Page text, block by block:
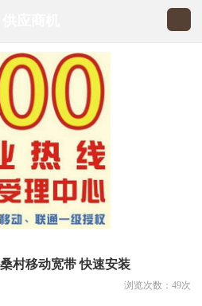
村移动宽带 快速安装
浏览次数： 49次